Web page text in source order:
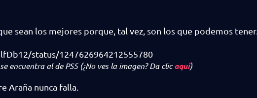
sean los mejores porque, tal vez, son los que podemos tener.
status/1247626964212555780
encuentra al de PS5 (¿No ves la imagen? Da clicaquí)
Araña nunca falla.